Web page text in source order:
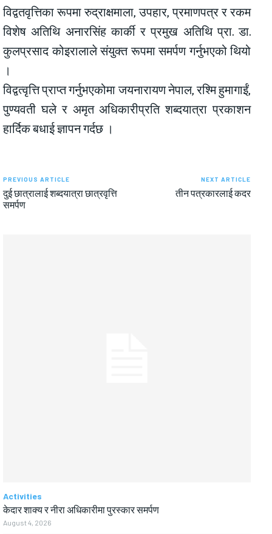
विद्वतवृत्तिका रूपमा रुद्राक्षमाला, उपहार, प्रमाणपत्र र रकम
विशेष अतिथि अनारसिंह कार्की र प्रमुख अतिथि प्रा. डा.
कुलप्रसाद कोइरालाले संयुक्त रूपमा समर्पण गर्नुभएको थियो
।
विद्वत्वृत्ति प्राप्त गर्नुभएकोमा जयनारायण नेपाल, रश्मि हुमागाईं,
पुण्यवती घले र अमृत अधिकारीप्रति शब्दयात्रा प्रकाशन
हार्दिक बधाई ज्ञापन गर्दछ ।
PREVIOUS ARTICLE
दुई छात्रालाई शब्दयात्रा छात्रवृत्ति
समर्पण
NEXT ARTICLE
तीन पत्रकारलाई कदर
Activities
केदार शाक्य र नीरा अधिकारीमा पुरस्कार समर्पण
August 4, 2026